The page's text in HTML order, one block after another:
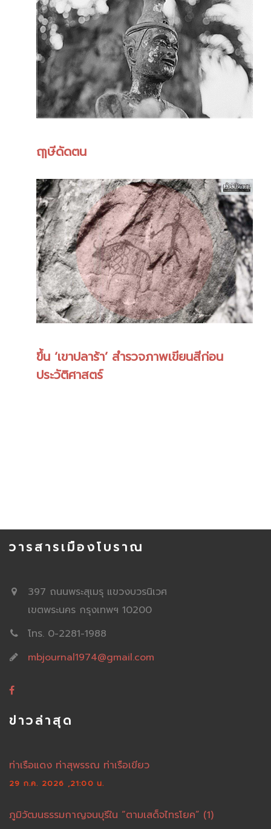
ฤๅษีดัดตน
ขึ้น ‘เขาปลาร้า’ สำรวจภาพเขียนสีก่อน
ประวัติศาสตร์
วารสารเมืองโบราณ
397 ถนนพระสุเมรุ แขวงบวรนิเวศ
เขตพระนคร กรุงเทพฯ 10200
โทร. 0-2281-1988
mbjournal1974@gmail.com
ข่าวล่าสุด
ท่าเรือแดง ท่าสุพรรณ ท่าเรือเขียว
29 ก.ค. 2026 ,21:00 น.
ภูมิวัฒนธรรมกาญจนบุรีใน “ตามเสด็จไทรโยค” (1)